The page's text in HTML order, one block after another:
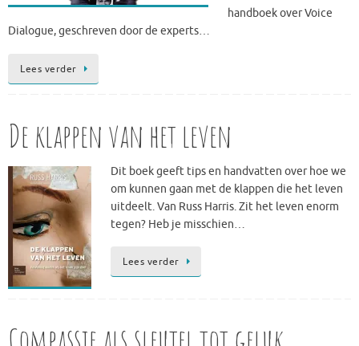
handboek over Voice
Dialogue, geschreven door de experts…
Lees verder
De klappen van het leven
Dit boek geeft tips en handvatten over hoe we
om kunnen gaan met de klappen die het leven
uitdeelt. Van Russ Harris. Zit het leven enorm
tegen? Heb je misschien…
Lees verder